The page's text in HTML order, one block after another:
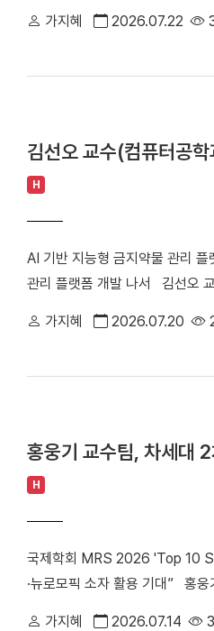
약물 내성을 획득한 일부 암세
형성에 의한 비소세포폐암의 진
발 예측 바이오마커 발굴 그리고
스턴코리아 공동연구개발사업
3D 이종접합 기술」은 정부가
이 참석했다. 성과전시관에는
다. 김민주 교수는 센서와 메모
산할 수 있는 메모리-인-센서
데이터 이동 과정에서 발생하는
반도체 구현 가능성을 제시했다
마트 헬스케어 등 다양한 엣지
가지혜 2026.07.22
김선오 교수(컴퓨터공
H
AI 기반 지능형 금지약물 관리
관리 플랫폼 개발 나서 김선오
포츠 분야) 신규 과제에 선정
맡고, ㈜아이웨이와 한양대가
관리 플랫폼을 개발할 예정이다
선다. [※홍보팀 이미지사진] 연
의 주관성, 검사 사각지대 문제
구축 ▶도핑 위험 예측모델 및
시간 경고 알림과 분석·시각화
가지혜 2026.07.20
홍웅기 교수팀, 차세대
H
국제학회 MRS 2026 'Top 10
·뉴로모픽 소자 활용 기대” 홍
가지혜 2026.07.14